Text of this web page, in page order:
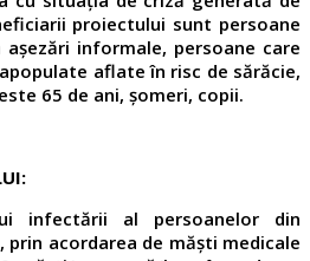
proiectului sunt persoane
informale, persoane care
aflate în risc de sărăcie,
65 de ani, șomeri, copii.
infectării al persoanelor din
prin acordarea de măști medicale